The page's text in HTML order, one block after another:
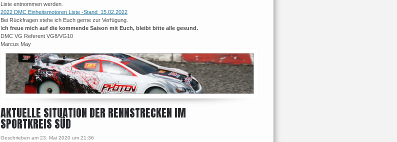
Liste entnommen werden.
2022 DMC Einheitsmotoren Liste -Stand_15.02.2022
Bei Rückfragen stehe ich Euch gerne zur Verfügung.
Ich freue mich auf die kommende Saison mit Euch, bleibt bitte alle gesund.
DMC VG Referent VG8/VG10
Marcus May
AKTUELLE SITUATION DER RENNSTRECKEN IM
SPORTKREIS SÜD
Geschrieben am 23. Mai 2020 um 21:36